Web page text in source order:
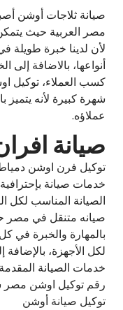
صيانة ثلاجات أوشن
مصر العربية حيث
لأن لدينا خبرة طويلة
كسب العملاء، توكيل
شهرة كبيرة لأنه يتميز
عملاؤه.
صيانة
توكيل فرن اوشن
خدمات صيانة
الصيانة المناسب لكل
صيانه متنقل في مصر
بالمهارة والخبرة في
لكل الأجهزة، بالإضافة
خدمات الصيانة
رقم توكيل اوشن مصر
توكيل صيانة أوشن